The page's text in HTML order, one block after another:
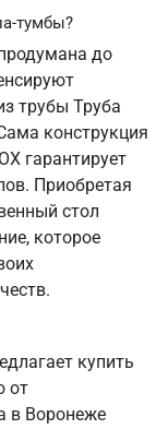
тумбы?
до
трубы Труба
конструкция
гарантирует
Приобретая
стол
которое
купить
от
в Воронеже